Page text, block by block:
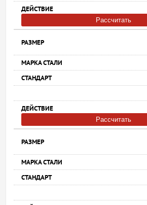
Рассчитать
Рассчитать